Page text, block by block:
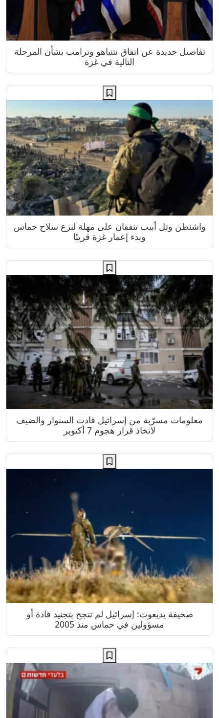
تفاصيل جديدة عن اتفاق نتنياهو وترامب بشأن المرحلة
التالية في غزة
واشنطن وتل أبيب تتفقان على مهلة لنزع سلاح حماس
وبدء إعمار غزة قريبًا
معلومات مسرّبة من إسرائيل قادت السنوار والضيف
لاتخاذ قرار هجوم 7 أكتوبر
صحيفة يديعوت: إسرائيل لم تنجح بتجنيد قادة أو
مسؤولين في حماس منذ 2005